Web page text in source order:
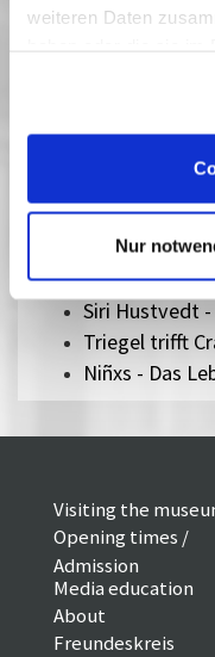
weiteren Daten
Cookies, wenn Sie
Nur
Unter dem Titel »New
beschreiten und
Mutzenbacher
Monk in Pieces
Special
Siri Hustvedt
Triegel trifft
Niñxs - Das
Visiting the
Opening times /
Admission
Media education
About
Freundeskreis